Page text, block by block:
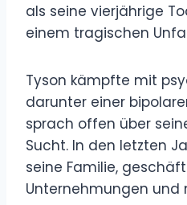
als seine vierjährige
einem tragischen
Tyson kämpfte mit
darunter einer
sprach offen über
Sucht. In den letzten
seine Familie,
Unternehmungen und